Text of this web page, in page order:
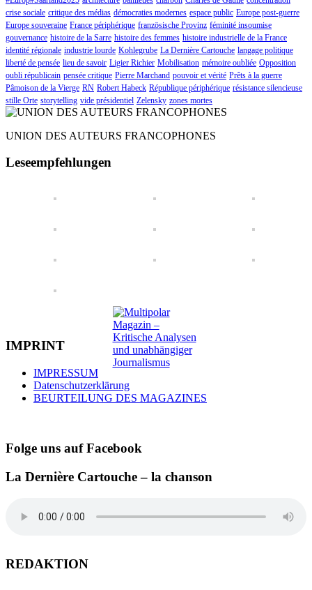
crise sociale critique des médias démocraties modernes espace public Europe post-guerre
Europe souveraine France périphérique französische Provinz féminité insoumise
gouvernance histoire de la Sarre histoire des femmes histoire industrielle de la France
identité régionale industrie lourde Kohlegrube La Dernière Cartouche langage politique
liberté de pensée lieu de savoir Ligier Richier Mobilisation mémoire oubliée Opposition
oubli républicain pensée critique Pierre Marchand pouvoir et vérité Prêts à la guerre
Pâmoison de la Vierge RN Robert Habeck République périphérique résistance silencieuse
stille Orte storytelling vide présidentiel Zelensky zones mortes
UNION DES AUTEURS FRANCOPHONES
Leseempfehlungen
IMPRINT
IMPRESSUM
Datenschutzerklärung
BEURTEILUNG DES MAGAZINES
Folge uns auf Facebook
La Dernière Cartouche – la chanson
REDAKTION